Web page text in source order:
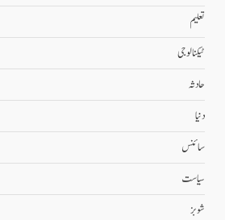
تعلیم
ٹیکنالوجی
حادثہ
دنیا
سائنس
سیاست
شوبز